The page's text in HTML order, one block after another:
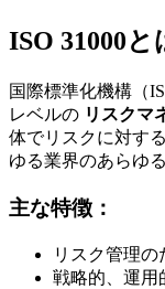
ISO 31000と
国際標準化機構（
レベルの リスクマ
体でリスクに対す
ゆる業界のあらゆ
主な特徴：
リスク管理
戦略的、運用